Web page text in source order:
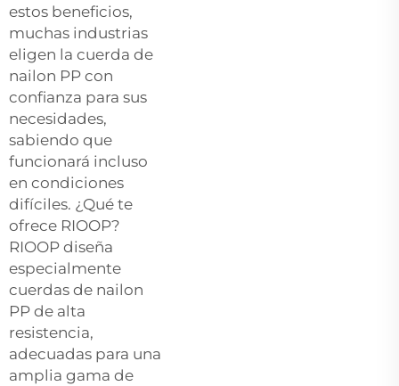
estos beneficios,
muchas industrias
eligen la cuerda de
nailon PP con
confianza para sus
necesidades,
sabiendo que
funcionará incluso
en condiciones
difíciles. ¿Qué te
ofrece RIOOP?
RIOOP diseña
especialmente
cuerdas de nailon
PP de alta
resistencia,
adecuadas para una
amplia gama de